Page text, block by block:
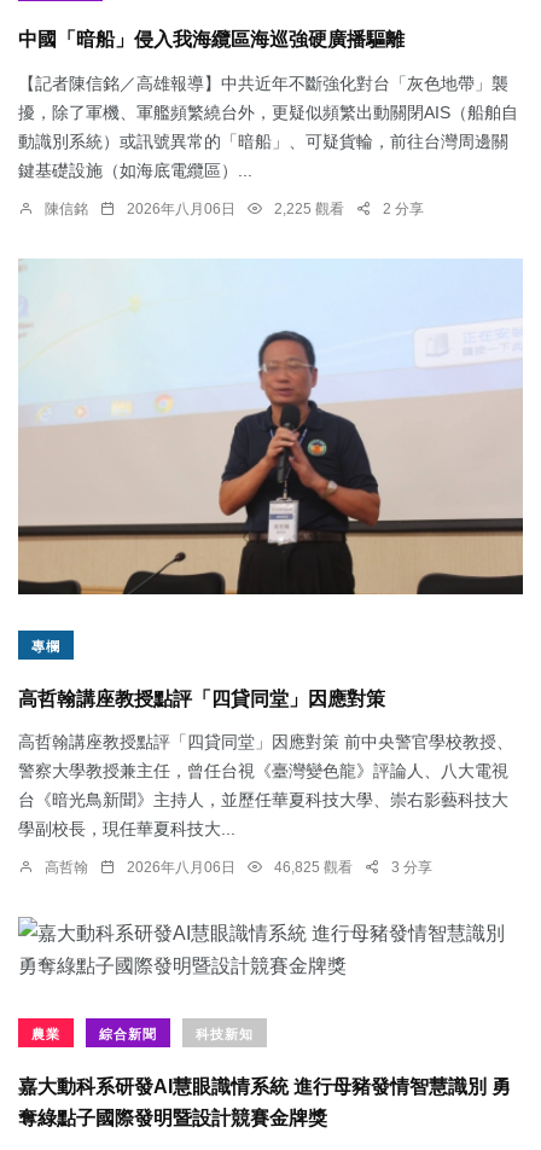
中國「暗船」侵入我海纜區海巡強硬廣播驅離
【記者陳信銘／高雄報導】中共近年不斷強化對台「灰色地帶」襲
擾，除了軍機、軍艦頻繁繞台外，更疑似頻繁出動關閉AIS（船舶自
動識別系統）或訊號異常的「暗船」、可疑貨輪，前往台灣周邊關
鍵基礎設施（如海底電纜區）...
陳信銘 2026年八月06日 2,225 觀看 2 分享
專欄
高哲翰講座教授點評「四貸同堂」因應對策
高哲翰講座教授點評「四貸同堂」因應對策 前中央警官學校教授、
警察大學教授兼主任，曾任台視《臺灣變色龍》評論人、八大電視
台《暗光鳥新聞》主持人，並歷任華夏科技大學、崇右影藝科技大
學副校長，現任華夏科技大...
高哲翰 2026年八月06日 46,825 觀看 3 分享
農業 綜合新聞 科技新知
嘉大動科系研發AI慧眼識情系統 進行母豬發情智慧識別 勇
奪綠點子國際發明暨設計競賽金牌獎